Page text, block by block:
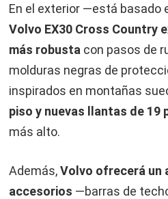
En el exterior —está basado
Volvo EX30 Cross Country
más robusta con pasos de
molduras negras de
inspirados en montañas
piso y nuevas llantas de 19
más alto.
Además,Volvo ofrecerá un
accesorios —barras de